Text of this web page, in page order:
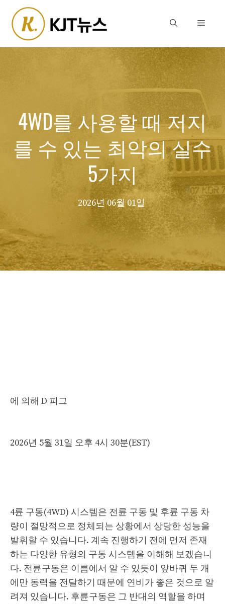
content
Menu
4WD를 사용할 때 저지
를 수 있는 최악의 실수
5가지
2026년 06월 01일
에 의해 D 피그
2026년 5월 31일 오후 4시 30분(EST)
4륜 구동(4WD) 시스템은 전륜 구동 및 후륜 구동 차
량이 절망적으로 정체되는 상황에서 상당한 성능을
발휘할 수 있습니다. 계속 진행하기 전에 먼저 존재
하는 다양한 유형의 구동 시스템을 이해해 보겠습니
다. 전륜구동은 이름에서 알 수 있듯이 앞바퀴 두 개
에만 동력을 전달하기 때문에 연비가 좋은 것으로 알
려져 있습니다. 후륜구동은 그 반대의 역할을 하며